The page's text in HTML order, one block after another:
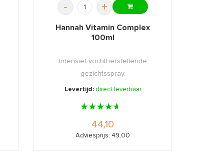
- +
Hannah Vitamin Complex
100ml
Intensief vochtherstellende
gezichtsspray.
Levertijd: direct leverbaar
44,10
Adviesprijs: 49,00